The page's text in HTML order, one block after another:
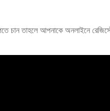
চান তাহলে আপনাকে অনলাইনে